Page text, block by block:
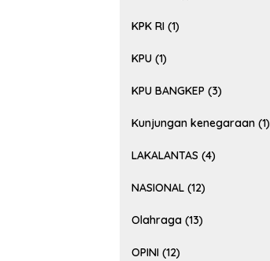
KPK RI (1)
KPU (1)
KPU BANGKEP (3)
Kunjungan kenegaraan (1)
LAKALANTAS (4)
NASIONAL (12)
Olahraga (13)
OPINI (12)